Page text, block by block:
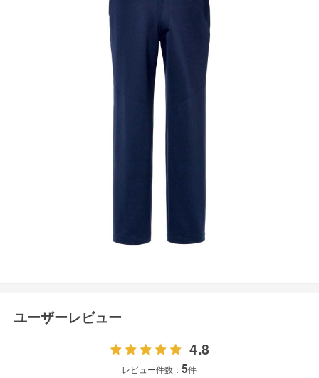
ユーザーレビュー
4.8
レビュー件数：5件